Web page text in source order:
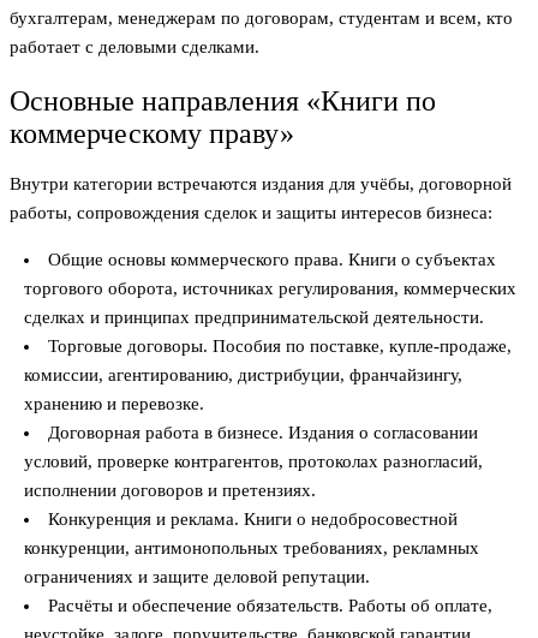
бухгалтерам, менеджерам по договорам, студентам и всем, кто
работает с деловыми сделками.
Основные направления «Книги по
коммерческому праву»
Внутри категории встречаются издания для учёбы, договорной
работы, сопровождения сделок и защиты интересов бизнеса:
Общие основы коммерческого права. Книги о субъектах
торгового оборота, источниках регулирования, коммерческих
сделках и принципах предпринимательской деятельности.
Торговые договоры. Пособия по поставке, купле-продаже,
комиссии, агентированию, дистрибуции, франчайзингу,
хранению и перевозке.
Договорная работа в бизнесе. Издания о согласовании
условий, проверке контрагентов, протоколах разногласий,
исполнении договоров и претензиях.
Конкуренция и реклама. Книги о недобросовестной
конкуренции, антимонопольных требованиях, рекламных
ограничениях и защите деловой репутации.
Расчёты и обеспечение обязательств. Работы об оплате,
неустойке, залоге, поручительстве, банковской гарантии,